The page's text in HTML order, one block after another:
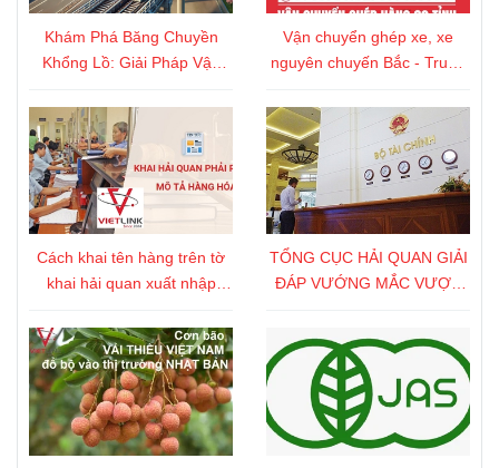
Khám Phá Băng Chuyền
Khổng Lồ: Giải Pháp Vận
Vận chuyển ghép xe, xe
nguyên chuyến Bắc - Trung
Cách khai tên hàng trên tờ
khai hải quan xuất nhập
TỔNG CỤC HẢI QUAN GIẢI
ĐÁP VƯỚNG MẮC VƯỢT